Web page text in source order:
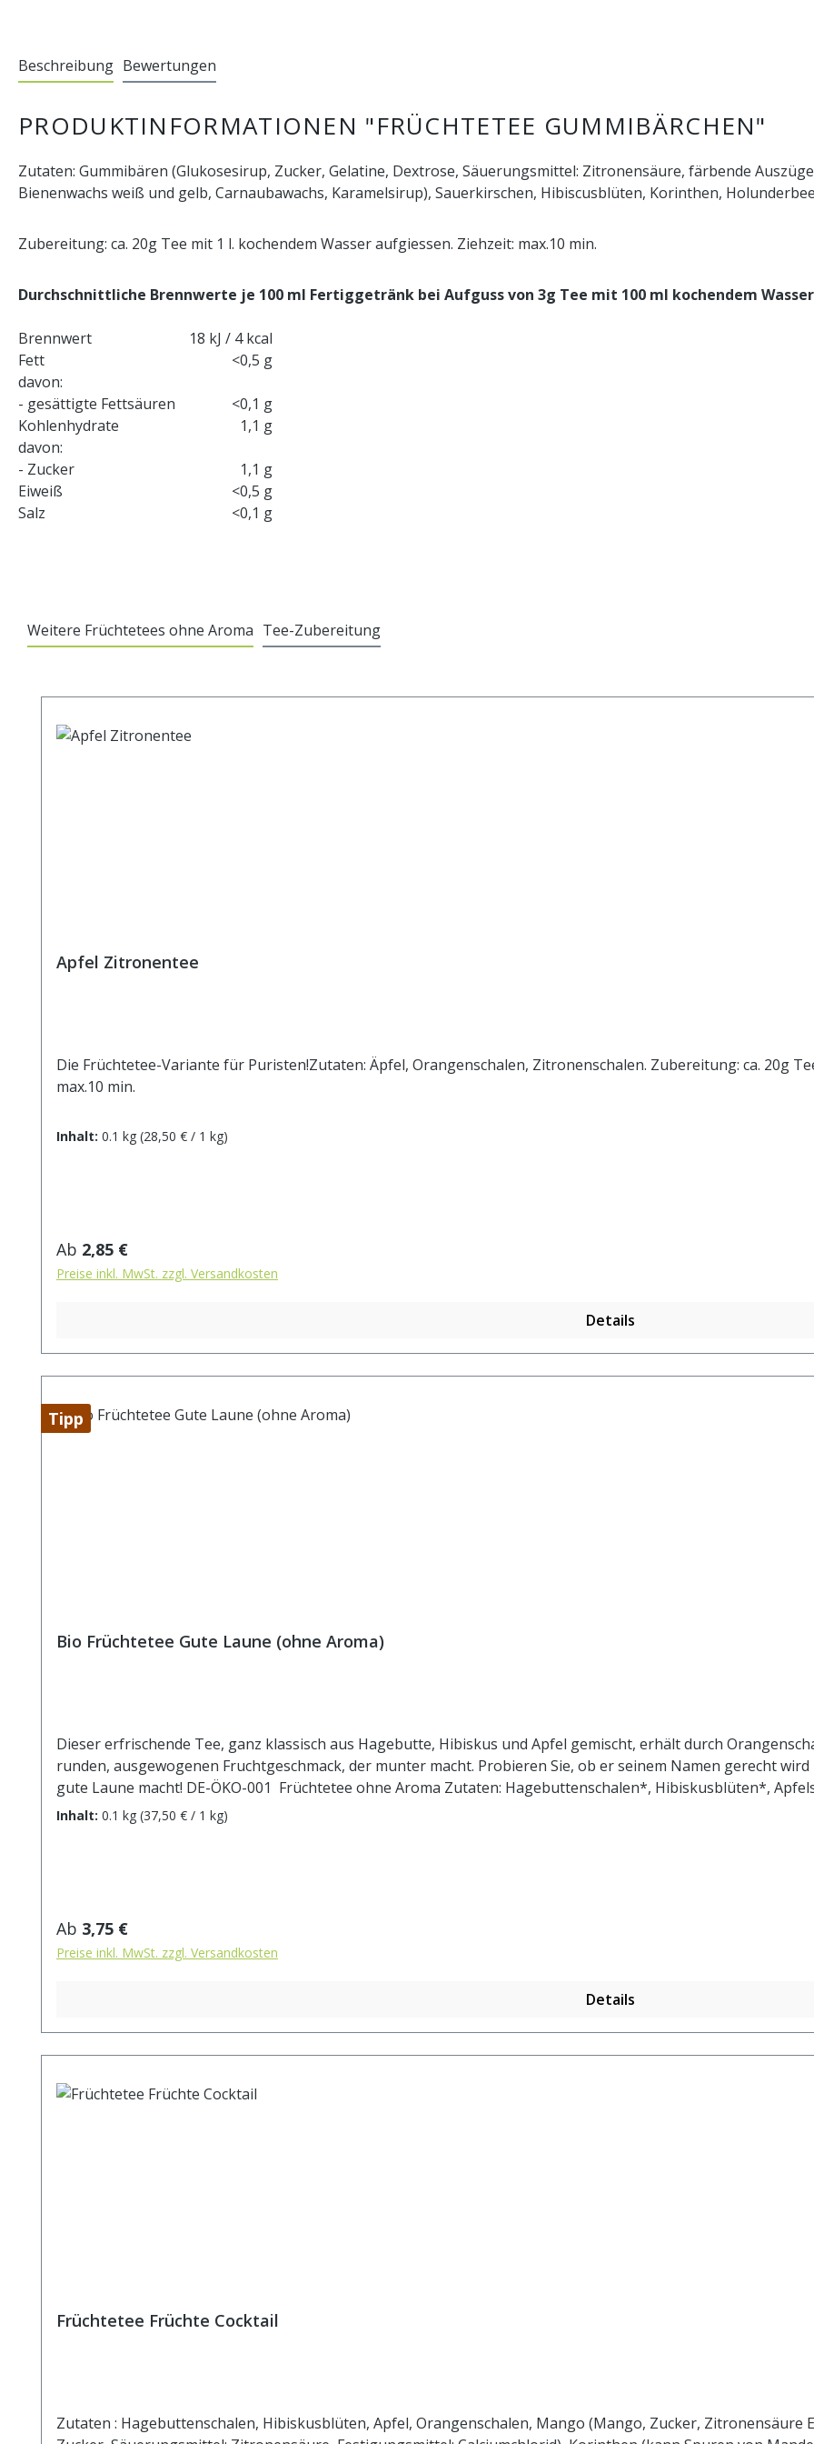
Beschreibung Bewertungen
PRODUKTINFORMATIONEN "FRÜCHTETEE GUMMIBÄRCHEN"
Zutaten: Gummibären (Glukosesirup, Zucker, Gelatine, Dextrose, Säuerungsmittel: Zitronensäure, färbende
Bienenwachs weiß und gelb, Carnaubawachs, Karamelsirup), Sauerkirschen, Hibiscusblüten, Korinthen,
Zubereitung: ca. 20g Tee mit 1 l. kochendem Wasser aufgiessen. Ziehzeit: max.10 min.
Durchschnittliche Brennwerte je 100 ml Fertiggetränk bei Aufguss von 3g Tee mit 100 ml kochendem
Brennwert
18 kJ / 4 kcal
Fett
<0,5 g
davon:
- gesättigte Fettsäuren
<0,1 g
Kohlenhydrate
1,1 g
davon:
- Zucker
1,1 g
Eiweiß
<0,5 g
Salz
<0,1 g
Weitere Früchtetees ohne Aroma Tee-Zubereitung
Apfel Zitronentee
Die Früchtetee-Variante für Puristen!Zutaten: Äpfel, Orangenschalen, Zitronenschalen. Zubereitung: ca. 20g
max.10 min.
Inhalt: 0.1 kg (28,50 € / 1 kg)
Regulärer Preis:
Ab 2,85 €
Preise inkl. MwSt. zzgl. Versandkosten
Details
Tipp
Bio Früchtetee Gute Laune (ohne Aroma)
Dieser erfrischende Tee, ganz klassisch aus Hagebutte, Hibiskus und Apfel gemischt, erhält durch
runden, ausgewogenen Fruchtgeschmack, der munter macht. Probieren Sie, ob er seinem Namen gerecht
gute Laune macht! DE-ÖKO-001 Früchtetee ohne Aroma Zutaten: Hagebuttenschalen*, Hibiskusblüten*,
biologischem Anbau. Zubereitung: ca. 20g Tee mit 1 l. kochendem Wasser aufgiessen. Ziehzeit: max.10 min.
Inhalt: 0.1 kg (37,50 € / 1 kg)
Regulärer Preis:
Ab 3,75 €
Preise inkl. MwSt. zzgl. Versandkosten
Details
Früchtetee Früchte Cocktail
Zutaten : Hagebuttenschalen, Hibiskusblüten, Apfel, Orangenschalen, Mango (Mango, Zucker, Zitronensäure